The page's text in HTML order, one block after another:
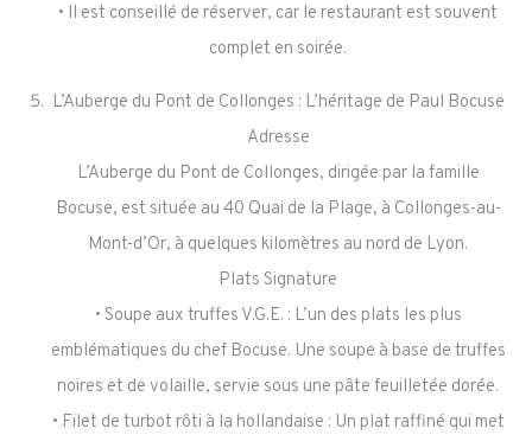
• Il est conseillé de réserver, car le restaurant est souvent
complet en soirée.
L’Auberge du Pont de Collonges : L’héritage de Paul Bocuse
Adresse
L’Auberge du Pont de Collonges, dirigée par la famille
Bocuse, est située au 40 Quai de la Plage, à Collonges-au-
Mont-d’Or, à quelques kilomètres au nord de Lyon.
Plats Signature
• Soupe aux truffes V.G.E. : L’un des plats les plus
emblématiques du chef Bocuse. Une soupe à base de truffes
noires et de volaille, servie sous une pâte feuilletée dorée.
• Filet de turbot rôti à la hollandaise : Un plat raffiné qui met